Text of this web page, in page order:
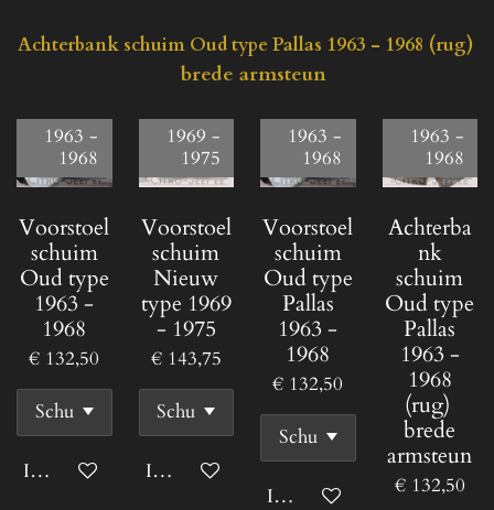
Achterbank schuim Oud type Pallas 1963 - 1968 (rug)
brede armsteun
1963 -
1968
Voorstoel
schuim
Oud type
1963 -
1968
€ 132,50
In winkelwagen
1969 -
1975
Voorstoel
schuim
Nieuw
type 1969
- 1975
€ 143,75
In winkelwagen
1963 -
1968
Voorstoel
schuim
Oud type
Pallas
1963 -
1968
€ 132,50
In winkelwagen
1963 -
1968
Achterba
nk
schuim
Oud type
Pallas
1963 -
1968
(rug)
brede
armsteun
€ 132,50